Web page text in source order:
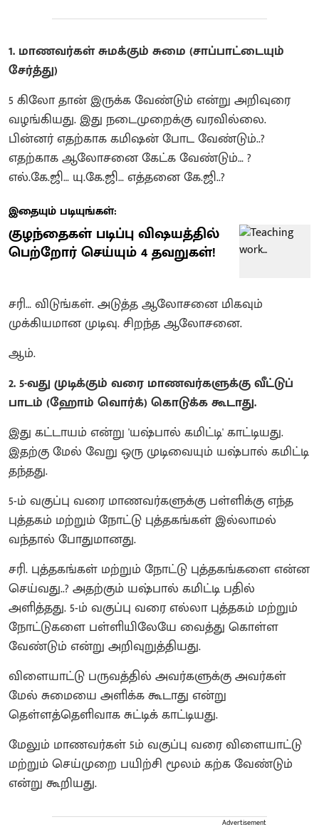
1. மாணவர்கள் சுமக்கும் சுமை (சாப்பாட்டையும்
சேர்த்து)
5 கிலோ தான் இருக்க வேண்டும் என்று அறிவுரை
வழங்கியது. இது நடைமுறைக்கு வரவில்லை.
பின்னர் எதற்காக கமிஷன் போட வேண்டும்..?
எதற்காக ஆலோசனை கேட்க வேண்டும்… ?
எல்.கே.ஜி… யு.கே.ஜி… எத்தனை கே.ஜி..?
இதையும் படியுங்கள்:
குழந்தைகள் படிப்பு விஷயத்தில்
பெற்றோர் செய்யும் 4 தவறுகள்!
சரி… விடுங்கள். அடுத்த ஆலோசனை மிகவும்
முக்கியமான முடிவு. சிறந்த ஆலோசனை.
ஆம்.
2. 5-வது முடிக்கும் வரை மாணவர்களுக்கு வீட்டுப்
பாடம் (ஹோம் வொர்க்) கொடுக்க கூடாது.
இது கட்டாயம் என்று 'யஷ்பால் கமிட்டி' காட்டியது.
இதற்கு மேல் வேறு ஒரு முடிவையும் யஷ்பால் கமிட்டி
தந்தது.
5-ம் வகுப்பு வரை மாணவர்களுக்கு பள்ளிக்கு எந்த
புத்தகம் மற்றும் நோட்டு புத்தகங்கள் இல்லாமல்
வந்தால் போதுமானது.
சரி. புத்தகங்கள் மற்றும் நோட்டு புத்தகங்களை என்ன
செய்வது..? அதற்கும் யஷ்பால் கமிட்டி பதில்
அளித்தது. 5-ம் வகுப்பு வரை எல்லா புத்தகம் மற்றும்
நோட்டுகளை பள்ளியிலேயே வைத்து கொள்ள
வேண்டும் என்று அறிவுறுத்தியது.
விளையாட்டு பருவத்தில் அவர்களுக்கு அவர்கள்
மேல் சுமையை அளிக்க கூடாது என்று
தெள்ளத்தெளிவாக சுட்டிக் காட்டியது.
மேலும் மாணவர்கள் 5ம் வகுப்பு வரை விளையாட்டு
மற்றும் செய்முறை பயிற்சி மூலம் கற்க வேண்டும்
என்று கூறியது.
Advertisement